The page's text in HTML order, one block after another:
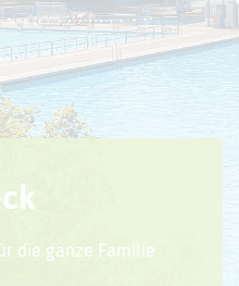
die ganze Familie